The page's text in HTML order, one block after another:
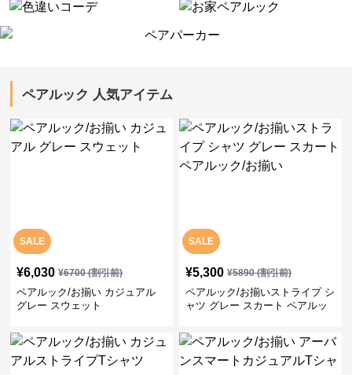
ペアルック 人気アイテム
SALE
¥6,030 ¥6700(割引前)
ペアルック/お揃い カジュアル
グレー スウェット
SALE
¥5,300 ¥5890(割引前)
ペアルック/お揃いストライプ シ
ャツ グレー スカート ペアルッ